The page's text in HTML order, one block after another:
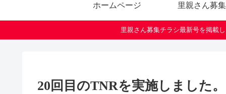
ホームページ 里親さん募
里親さん募集チラシ最新号を掲載
20回目のTNRを実施しました。